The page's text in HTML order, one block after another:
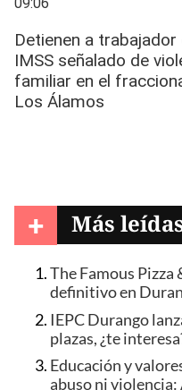
+ Más
The Famous Pizza
definitivo en
IEPC Durango
plazas, ¿te
Educación y
abuso ni violencia: